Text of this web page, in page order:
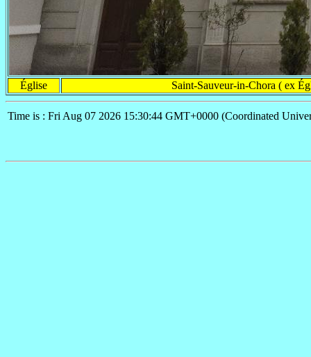
Église Saint-Sauveur-in-Chora ( ex
Time is : Fri Aug 07 2026 15:30:44 GMT+0000 (Coordinated